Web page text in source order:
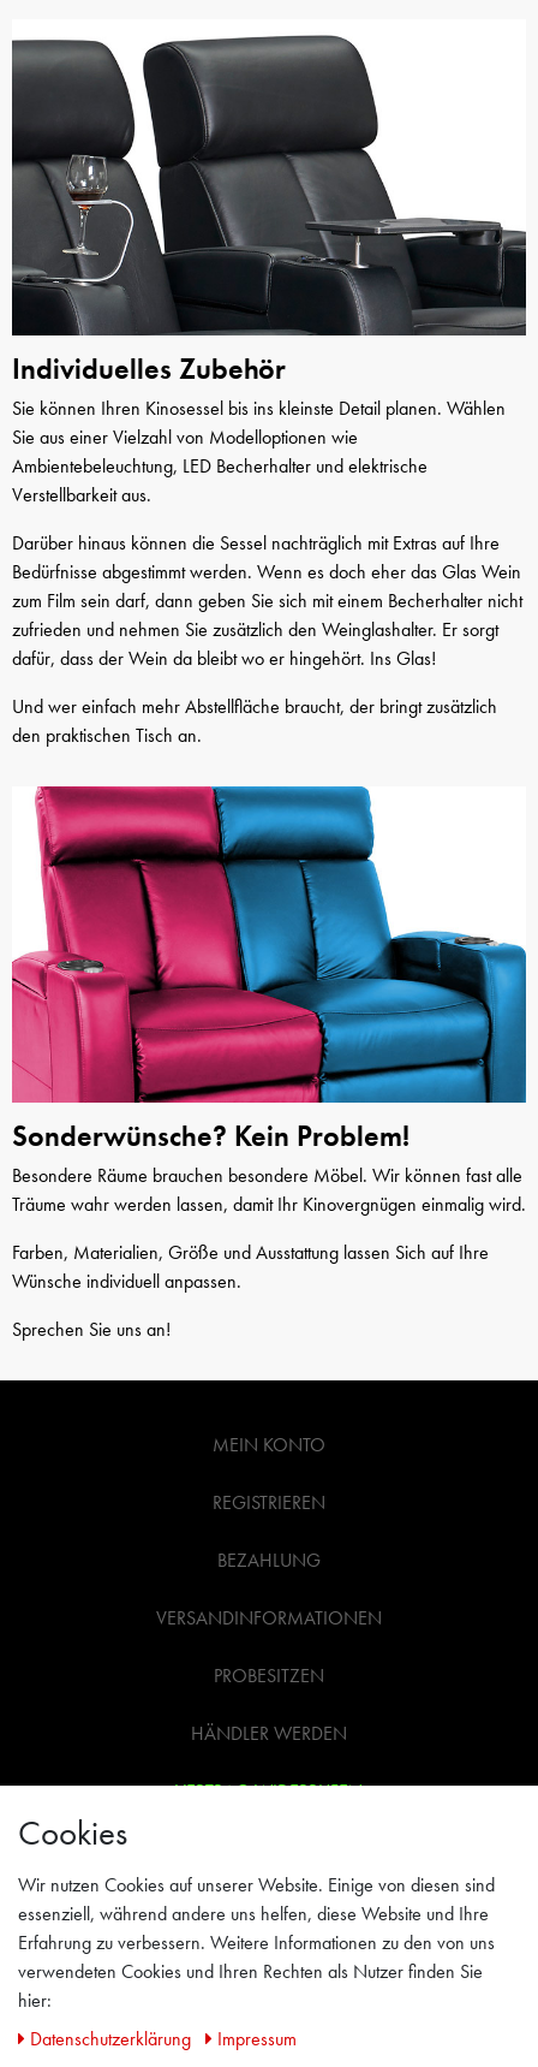
Individuelles Zubehör
Sie können Ihren Kinosessel bis ins kleinste Detail planen. Wählen
Sie aus einer Vielzahl von Modelloptionen wie
Ambientebeleuchtung, LED Becherhalter und elektrische
Verstellbarkeit aus.
Darüber hinaus können die Sessel nachträglich mit Extras auf Ihre
Bedürfnisse abgestimmt werden. Wenn es doch eher das Glas Wein
zum Film sein darf, dann geben Sie sich mit einem Becherhalter nicht
zufrieden und nehmen Sie zusätzlich den Weinglashalter. Er sorgt
dafür, dass der Wein da bleibt wo er hingehört. Ins Glas!
Und wer einfach mehr Abstellfläche braucht, der bringt zusätzlich
den praktischen Tisch an.
Sonderwünsche? Kein Problem!
Besondere Räume brauchen besondere Möbel. Wir können fast alle
Träume wahr werden lassen, damit Ihr Kinovergnügen einmalig wird.
Farben, Materialien, Größe und Ausstattung lassen Sich auf Ihre
Wünsche individuell anpassen.
Sprechen Sie uns an!
MEIN KONTO
REGISTRIEREN
BEZAHLUNG
VERSANDINFORMATIONEN
PROBESITZEN
HÄNDLER WERDEN
VERTRAG WIDERRUFEN
AGB
IMPRESSUM
Cookies
Wir nutzen Cookies auf unserer Website. Einige von diesen sind
essenziell, während andere uns helfen, diese Website und Ihre
Erfahrung zu verbessern. Weitere Informationen zu den von uns
verwendeten Cookies und Ihren Rechten als Nutzer finden Sie
hier:
Daten­schutz­erklärung
Impressum